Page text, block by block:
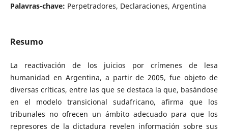
Palavras-chave: Perpetradores, Declaraciones, Argentina
Resumo
La reactivación de los juicios por crímenes de lesa
humanidad en Argentina, a partir de 2005, fue objeto de
diversas críticas, entre las que se destaca la que, basándose
en el modelo transicional sudafricano, afirma que los
tribunales no ofrecen un ámbito adecuado para que los
represores de la dictadura revelen información sobre sus